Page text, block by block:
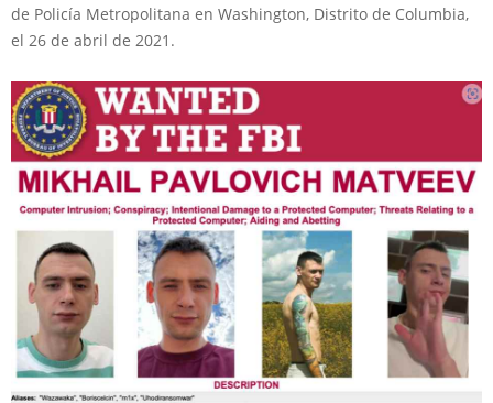
de Policía Metropolitana en Washington, Distrito de Columbia,
el 26 de abril de 2021.